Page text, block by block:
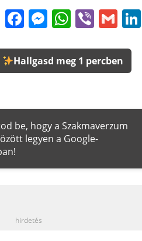
FacebookViber
Hallgasd meg 1 percben
be, hogy a Szakmaverzum
legyen a Google-
hirdetés